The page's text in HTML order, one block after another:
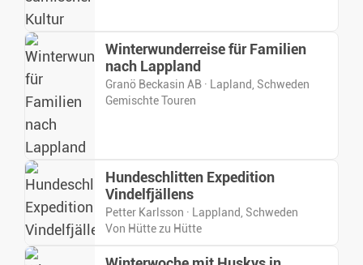
Winterwunderreise für Familien
nach Lappland
Granö Beckasin AB · Lapland, Schweden
Gemischte Touren
Hundeschlitten Expedition
Vindelfjällens
Petter Karlsson · Lappland, Schweden
Von Hütte zu Hütte